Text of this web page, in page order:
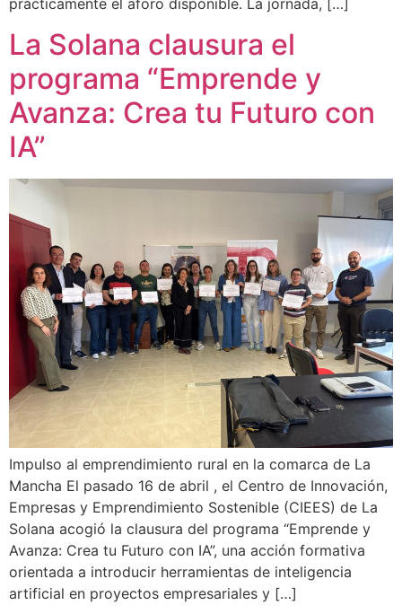
prácticamente el aforo disponible. La jornada, […]
La Solana clausura el
programa “Emprende y
Avanza: Crea tu Futuro con
IA”
Impulso al emprendimiento rural en la comarca de La
Mancha El pasado 16 de abril , el Centro de Innovación,
Empresas y Emprendimiento Sostenible (CIEES) de La
Solana acogió la clausura del programa “Emprende y
Avanza: Crea tu Futuro con IA”, una acción formativa
orientada a introducir herramientas de inteligencia
artificial en proyectos empresariales y […]